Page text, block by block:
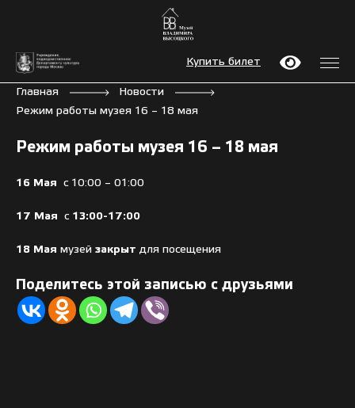
Купить билет
Главная
Новости
Режим работы музея 16 – 18 мая
Режим работы музея 16 – 18 мая
16 Мая с 10:00 – 01:00
17 Мая с 13:00-17:00
18 Мая музей закрыт для посещения
Поделитесь этой записью с друзьями